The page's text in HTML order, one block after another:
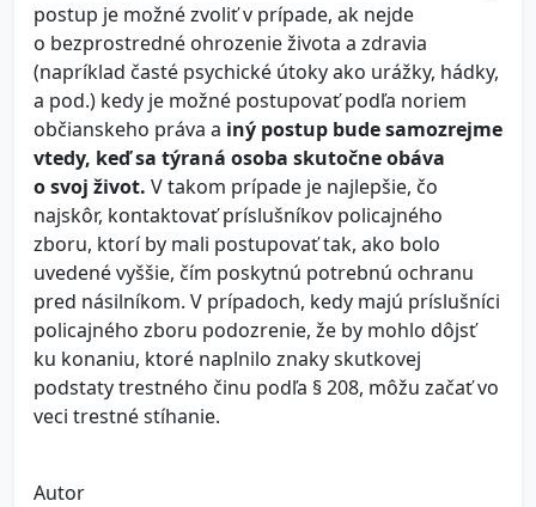
postup je možné zvoliť v prípade, ak nejde
o bezprostredné ohrozenie života a zdravia
(napríklad časté psychické útoky ako urážky, hádky,
a pod.) kedy je možné postupovať podľa noriem
občianskeho práva a iný postup bude samozrejme
vtedy, keď sa týraná osoba skutočne obáva
o svoj život. V takom prípade je najlepšie, čo
najskôr, kontaktovať príslušníkov policajného
zboru, ktorí by mali postupovať tak, ako bolo
uvedené vyššie, čím poskytnú potrebnú ochranu
pred násilníkom. V prípadoch, kedy majú príslušníci
policajného zboru podozrenie, že by mohlo dôjsť
ku konaniu, ktoré naplnilo znaky skutkovej
podstaty trestného činu podľa § 208, môžu začať vo
veci trestné stíhanie.
Autor